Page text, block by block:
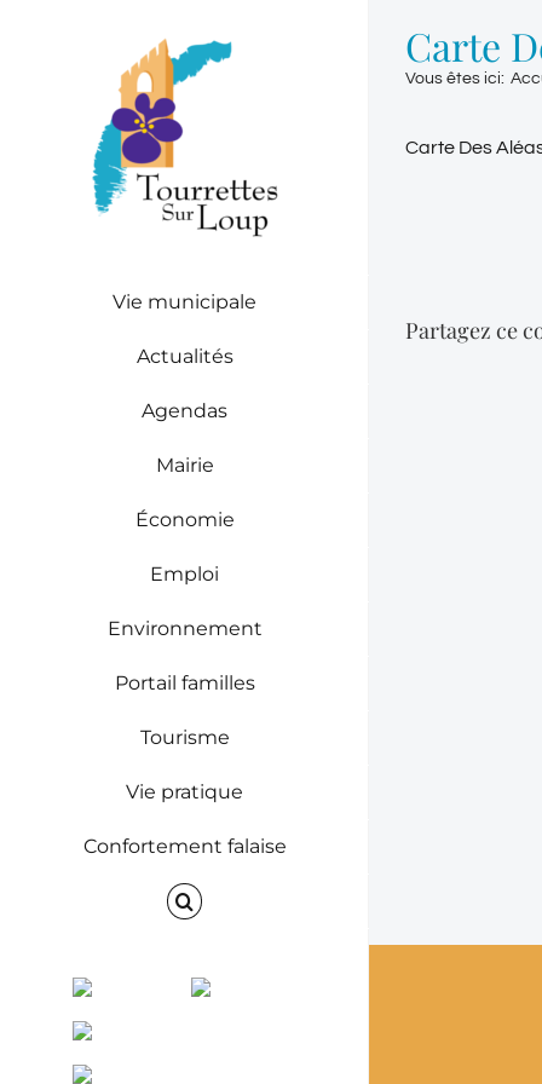
Vie municipale
Actualités
Agendas
Mairie
Économie
Emploi
Environnement
Portail familles
Tourisme
Vie pratique
Confortement falaise
Facebook Instagram
ENVINET
RRS
Carte
Vous êtes ici:
Carte Des
Partagez ce